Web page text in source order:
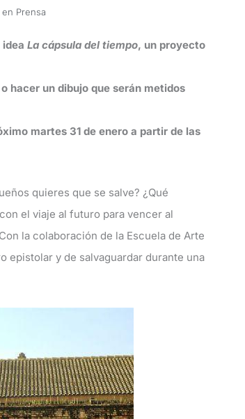
en Prensa
La cápsula del tiempo, un proyecto
hacer un dibujo que serán metidos
martes 31 de enero a partir de las
quieres que se salve? ¿Qué
el viaje al futuro para vencer al
la colaboración de la Escuela de Arte
epistolar y de salvaguardar durante una